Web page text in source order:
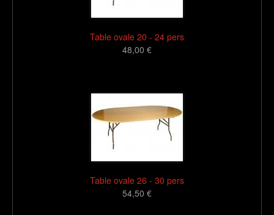
Table ovale 20 - 24 pers
48,00 €
Table ovale 26 - 30 pers
54,50 €